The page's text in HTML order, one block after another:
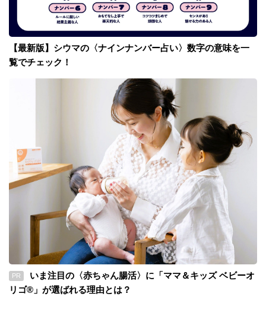
【最新版】シウマの〈ナインナンバー占い〉数字の意味を一
覧でチェック！
PR
いま注目の〈赤ちゃん腸活〉に「ママ＆キッズ ベビーオ
リゴ®」が選ばれる理由とは？